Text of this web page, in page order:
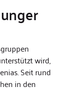
wird,
Seit rund
in den